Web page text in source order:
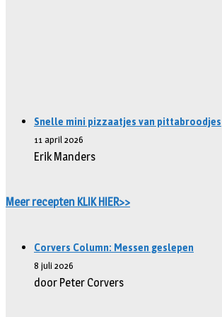
Snelle mini pizzaatjes van pittabroodjes
11 april 2026
Erik Manders
Meer recepten KLIK HIER>>
Corvers Column: Messen geslepen
8 juli 2026
door Peter Corvers